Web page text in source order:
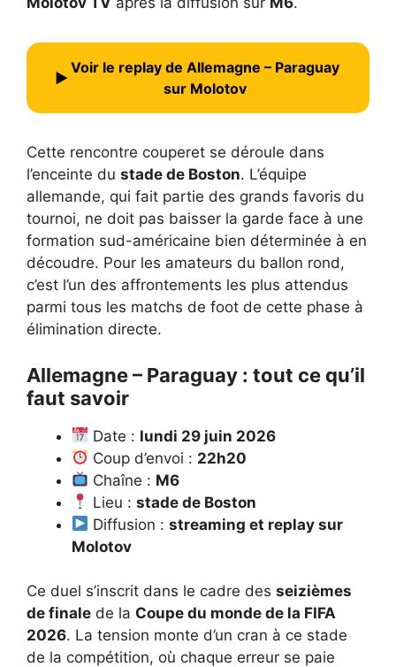
▶
Voir le replay de Allemagne – Paraguay
sur Molotov
Cette rencontre couperet se déroule dans
l’enceinte du stade de Boston. L’équipe
allemande, qui fait partie des grands favoris du
tournoi, ne doit pas baisser la garde face à une
formation sud-américaine bien déterminée à en
découdre. Pour les amateurs du ballon rond,
c’est l’un des affrontements les plus attendus
parmi tous les matchs de foot de cette phase à
élimination directe.
Allemagne – Paraguay : tout ce qu’il
faut savoir
Date : lundi 29 juin 2026
Coup d’envoi : 22h20
Chaîne : M6
Lieu :stade de Boston
Diffusion :streaming et replay sur
Molotov
Ce duel s’inscrit dans le cadre des seizièmes
de finale de la Coupe du monde de la FIFA
2026. La tension monte d’un cran à ce stade
de la compétition, où chaque erreur se paie